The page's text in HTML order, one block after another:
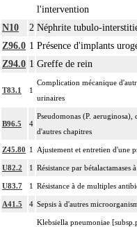
l'intervention
N10
2 Néphrite tubulo-
Z96.0 1 Présence d'implants
Z94.0 1 Greffe de rein
T83.1 1
Complication mécanique
urinaires
B96.5 4
Pseudomonas (P. aeruginosa),
d'autres chapitres
Z45.80 1 Ajustement et entretien d'une
U82.2 1 Résistance par bétalactamases
U83.7 1 Résistance à de multiples
A41.5 4 Sepsis à d'autres
Klebsiella pneumoniae